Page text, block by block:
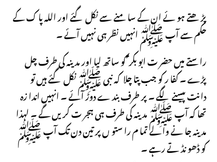
پڑ ھتے ہو ئے ان کے سا منے سے نکل گئے اور اللہ پا ک کے
حکم سے آپ ﷺ انہیں نظر ہی نہیں آئے ۔
را ستے میں حضر ت ابو بکر ؑ کو ساتھ لیا اور مد ینہ کی طرف چل
پڑے ۔ کفا ر کو جب پتا چلا کہ نبی ﷺ نکل گئے ہیں تو
دانت پیسنے لگے ۔ پر طرف بند ے دوڑ آئے ۔ انہیں اندا زہ
تھا کہ آپ ﷺ مد ینہ کی طرف ہی ہجر ت کر یں گے ۔ لہذا
مد ینہ جا نے وا لے تما م را ستو ں پر تین دن تک آپ ﷺ
کو ڈھو نڈ تے رہے ۔